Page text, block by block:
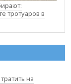
тротуаров в
на